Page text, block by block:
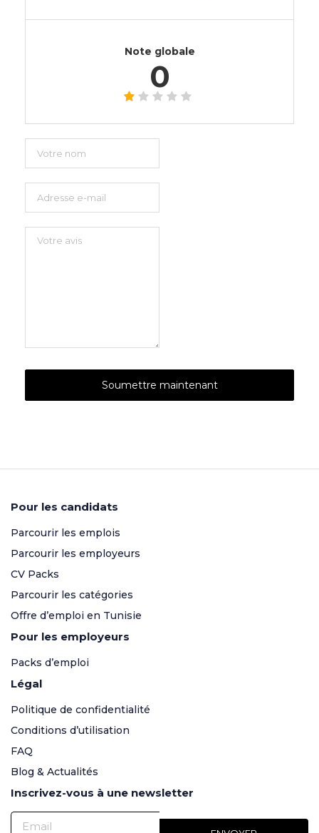
Note globale
0
Pour les candidats
Parcourir les emplois
Parcourir les employeurs
CV Packs
Parcourir les catégories
Offre d’emploi en Tunisie
Pour les employeurs
Packs d’emploi
Légal
Politique de confidentialité
Conditions d’utilisation
FAQ
Blog & Actualités
Inscrivez-vous à une newsletter